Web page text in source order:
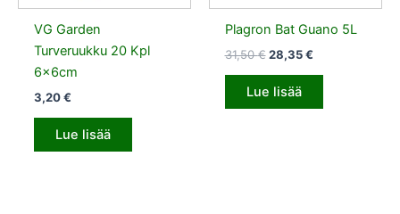
VG Garden
Turveruukku 20 Kpl
6x6cm
3,20€
Lue lisää
Plagron Bat Guano 5L
31,50€ 28,35€
Lue lisää